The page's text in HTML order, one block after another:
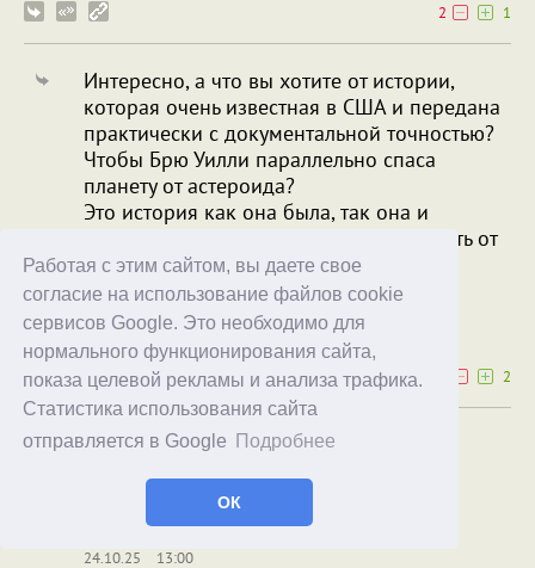
Работая с этим сайтом, вы даете свое
согласие на использование файлов cookie
сервисов Google. Это необходимо для
нормального функционирования сайта,
показа целевой рекламы и анализа трафика.
Статистика использования сайта
отправляется в Google
Подробнее
ОК
2
1
Интересно, а что вы хотите от истории,
которая очень известная в США и передана
практически с документальной точностью?
Чтобы Брю Уилли параллельно спаса
планету от астероида?
Это история как она была, так она и
передана, зачем еще чтото придумывать от
себя?
A.T. Mark
24.10.25
02:09
2
Брю Уилли параллельно спаса
У вас клавиши западают.
Рекорд Надоев A.T.
24.10.25 13:00